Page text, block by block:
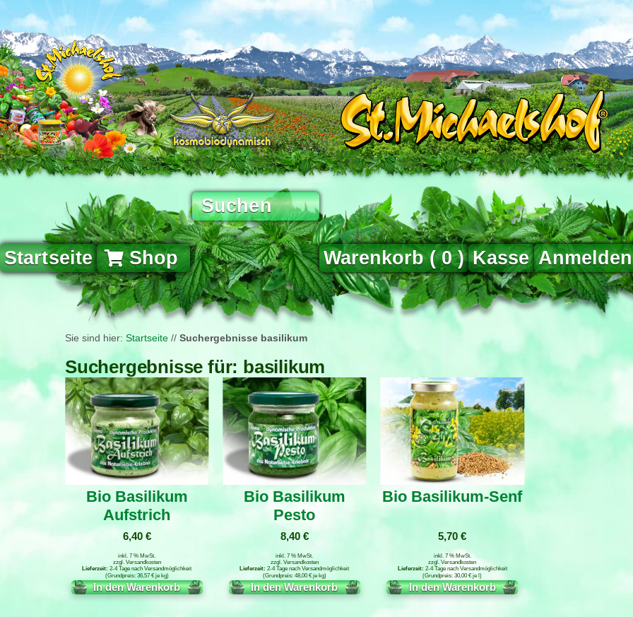
Startseite Shop Warenkorb (0) Kasse Anmelden
Sie sind hier: Startseite// Suchergebnisse basilikum
Suchergebnisse für: basilikum
Bio Basilikum
Aufstrich
6,40 €
36,57 €je kg
inkl. 7 % MwSt.
zzgl. Versandkosten
2-4 Tage nach Versandmöglichkeit
In den Warenkorb
Bio Basilikum
Pesto
8,40 €
48,00 €je kg
inkl. 7 % MwSt.
zzgl. Versandkosten
2-4 Tage nach Versandmöglichkeit
In den Warenkorb
Bio Basilikum-Senf
5,70€
30,00€ je l
inkl. 7 % MwSt.
zzgl.Versandkosten
2-4 Tage nach Versandmöglichkeit
In den Warenkorb